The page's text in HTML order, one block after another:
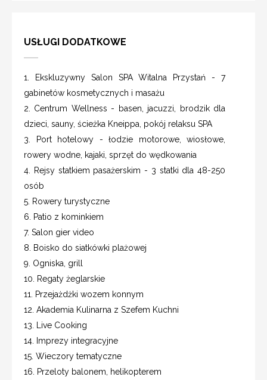
USŁUGI DODATKOWE
1. Ekskluzywny Salon SPA Witalna Przystań - 7
gabinetów kosmetycznych i masażu
2. Centrum Wellness - basen, jacuzzi, brodzik dla
dzieci, sauny, ścieżka Kneippa, pokój relaksu SPA
3. Port hotelowy - łodzie motorowe, wiosłowe,
rowery wodne, kajaki, sprzęt do wędkowania
4. Rejsy statkiem pasażerskim - 3 statki dla 48-250
osób
5. Rowery turystyczne
6. Patio z kominkiem
7. Salon gier video
8. Boisko do siatkówki plażowej
9. Ogniska, grill
10. Regaty żeglarskie
11. Przejażdżki wozem konnym
12. Akademia Kulinarna z Szefem Kuchni
13. Live Cooking
14. Imprezy integracyjne
15. Wieczory tematyczne
16. Przeloty balonem, helikopterem